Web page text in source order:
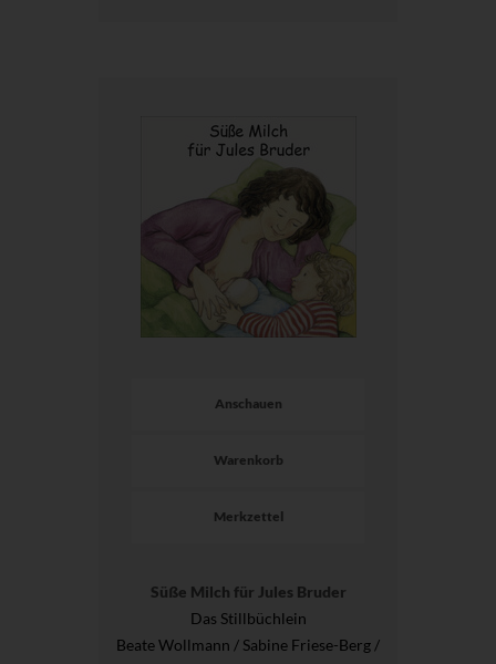
Anschauen
Warenkorb
Merkzettel
Süße Milch für Jules Bruder
Das Stillbüchlein
Beate Wollmann / Sabine Friese-Berg /